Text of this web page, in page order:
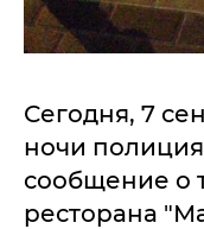
Сегодня, 7
ночи
сообщение о
ресторана